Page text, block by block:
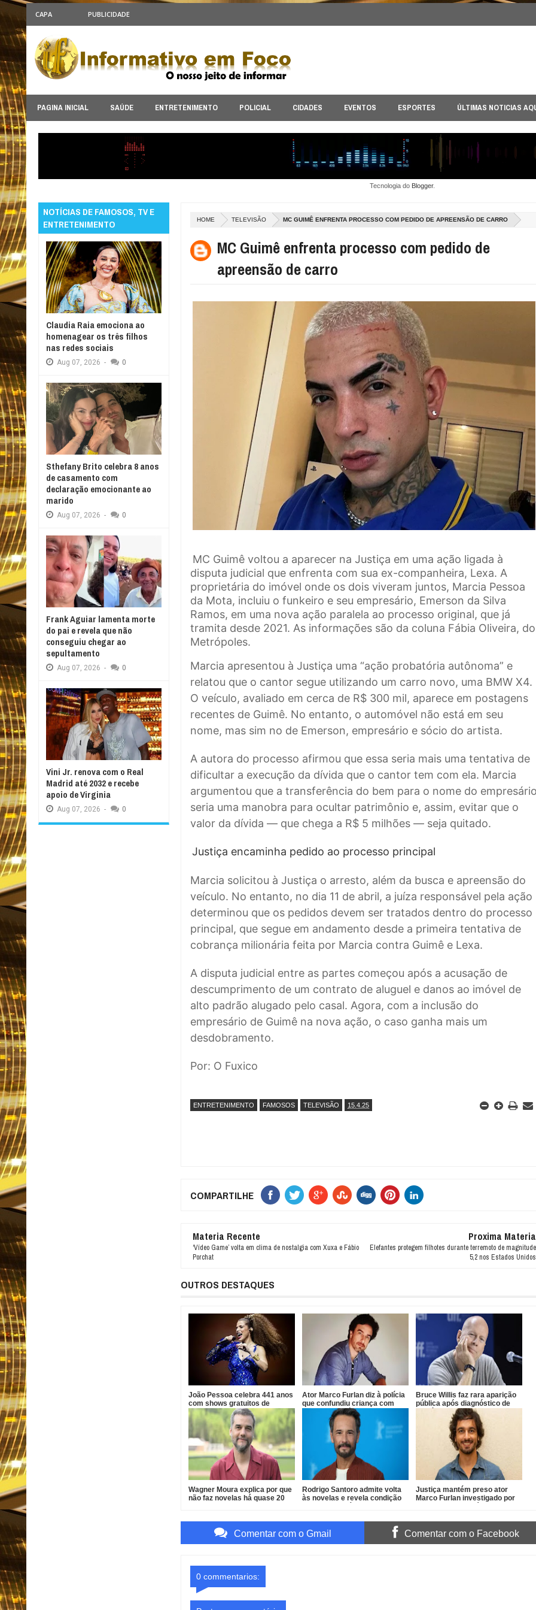
CAPA PUBLICIDADE
PAGINA INICIAL SAÚDE ENTRETENIMENTO POLICIAL CIDADES EVENTOS ESPORTES ÚLTIMAS NOTICIAS
Tecnologia do Blogger.
HOME TELEVISÃO MC GUIMÊ ENFRENTA PROCESSO COM PEDIDO DE APREENSÃO DE CARRO
MC Guimê enfrenta processo com pedido de
apreensão de carro
MC Guimê voltou a aparecer na Justiça em uma ação ligada à
disputa judicial que enfrenta com sua ex-companheira, Lexa. A
proprietária do imóvel onde os dois viveram juntos, Marcia Pessoa
da Mota, incluiu o funkeiro e seu empresário, Emerson da Silva
Ramos, em uma nova ação paralela ao processo original, que já
tramita desde 2021. As informações são da coluna Fábia Oliveira, do
Metrópoles.
Marcia apresentou à Justiça uma “ação probatória autônoma” e
relatou que o cantor segue utilizando um carro novo, uma BMW X4.
O veículo, avaliado em cerca de R$ 300 mil, aparece em postagens
recentes de Guimê. No entanto, o automóvel não está em seu
nome, mas sim no de Emerson, empresário e sócio do artista.
A autora do processo afirmou que essa seria mais uma tentativa de
dificultar a execução da dívida que o cantor tem com ela. Marcia
argumentou que a transferência do bem para o nome do
seria uma manobra para ocultar patrimônio e, assim, evitar que o
valor da dívida — que chega a R$ 5 milhões — seja quitado.
Justiça encaminha pedido ao processo principal
Marcia solicitou à Justiça o arresto, além da busca e apreensão do
veículo. No entanto, no dia 11 de abril, a juíza responsável pela ação
determinou que os pedidos devem ser tratados dentro do processo
principal, que segue em andamento desde a primeira tentativa de
cobrança milionária feita por Marcia contra Guimê e Lexa.
A disputa judicial entre as partes começou após a acusação de
descumprimento de um contrato de aluguel e danos ao imóvel de
alto padrão alugado pelo casal. Agora, com a inclusão do
empresário de Guimê na nova ação, o caso ganha mais um
desdobramento.
Por: O Fuxico
ENTRETENIMENTO FAMOSOS TELEVISÃO 15.4.25
COMPARTILHE
Materia Recente
‘Vídeo Game’ volta em clima de nostalgia com Xuxa e Fábio
Porchat
Proxima Materia
Elefantes protegem filhotes durante terremoto de magnitude
5,2 nos Estados Unidos
OUTROS DESTAQUES
João Pessoa celebra 441 anos
com shows gratuitos de
Vanessa da Mata, Roupa Nova
e Fábio Jr.
Ator Marco Furlan diz à polícia
que confundiu criança com
namorada após prisão por
estupro de vulnerável
Bruce Willis faz rara aparição
pública após diagnóstico de
Wagner Moura explica por que
não faz novelas há quase 20
Rodrigo Santoro admite volta
às novelas e revela condição
Justiça mantém preso ator
Marco Furlan investigado por
Comentar com o Gmail Comentar com o Facebook
0 commentarios:
NOTÍCIAS DE FAMOSOS, TV E
ENTRETENIMENTO
Claudia Raia emociona ao
homenagear os três filhos
nas redes sociais
Aug 07, 2026 - 0
Sthefany Brito celebra 8 anos
de casamento com
declaração emocionante ao
marido
Aug 07, 2026 - 0
Frank Aguiar lamenta morte
do pai e revela que não
conseguiu chegar ao
sepultamento
Aug 07, 2026 - 0
Vini Jr. renova com o Real
Madrid até 2032 e recebe
apoio de Virginia
Aug 07, 2026 - 0